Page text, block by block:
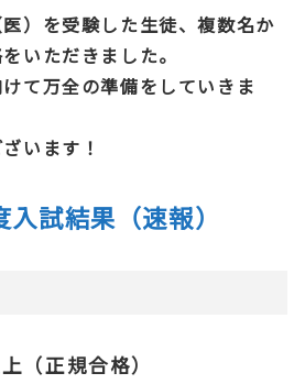
）を受験した生徒、複数名か
いただきました。
て万全の準備をしていきま
います！
試結果（速報）
（正規合格）